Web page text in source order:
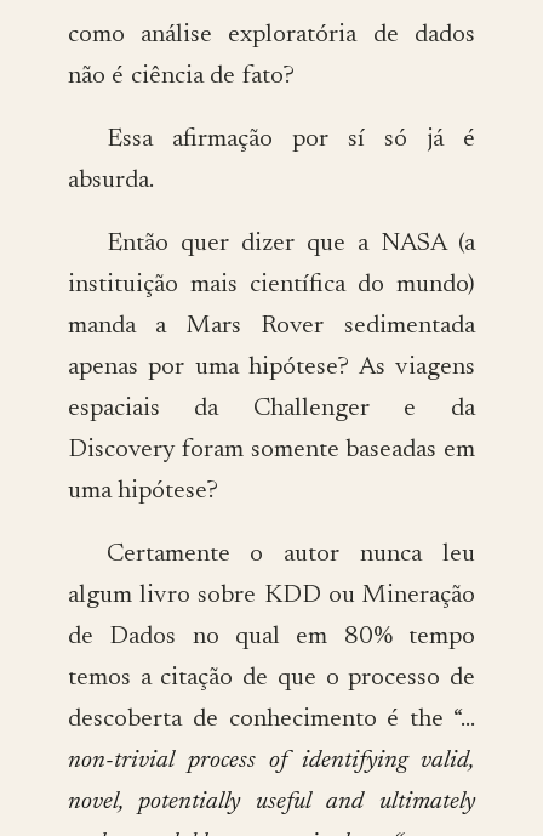
como análise exploratória de dados
não é ciência de fato?
Essa afirmação por sí só já é
absurda.
Então quer dizer que a NASA (a
instituição mais científica do mundo)
manda a Mars Rover sedimentada
apenas por uma hipótese? As viagens
espaciais da Challenger e da
Discovery foram somente baseadas em
uma hipótese?
Certamente o autor nunca leu
algum livro sobre KDD ou Mineração
de Dados no qual em 80% tempo
temos a citação de que o processo de
descoberta de conhecimento é the “…
non-trivial process of identifying valid,
novel, potentially useful and ultimately